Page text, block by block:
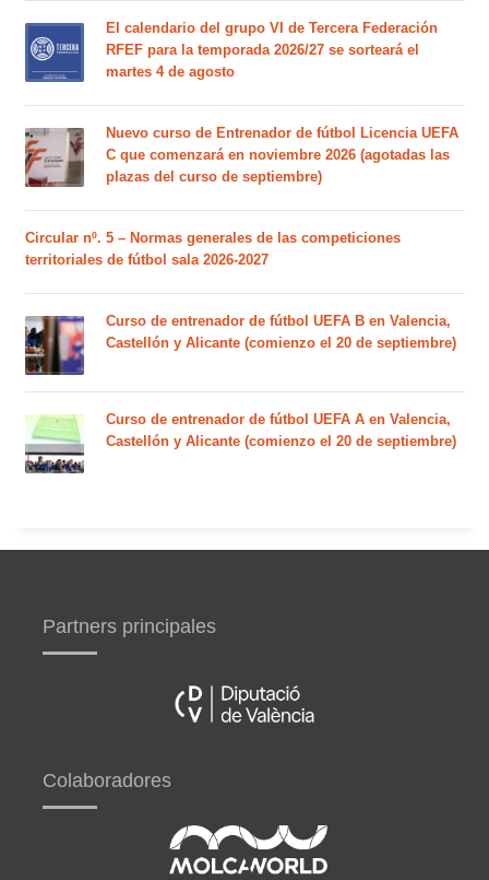
El calendario del grupo VI de Tercera Federación
RFEF para la temporada 2026/27 se sorteará el
martes 4 de agosto
Nuevo curso de Entrenador de fútbol Licencia UEFA
C que comenzará en noviembre 2026 (agotadas las
plazas del curso de septiembre)
Circular nº. 5 – Normas generales de las competiciones
territoriales de fútbol sala 2026-2027
Curso de entrenador de fútbol UEFA B en Valencia,
Castellón y Alicante (comienzo el 20 de septiembre)
Curso de entrenador de fútbol UEFA A en Valencia,
Castellón y Alicante (comienzo el 20 de septiembre)
Partners principales
Colaboradores